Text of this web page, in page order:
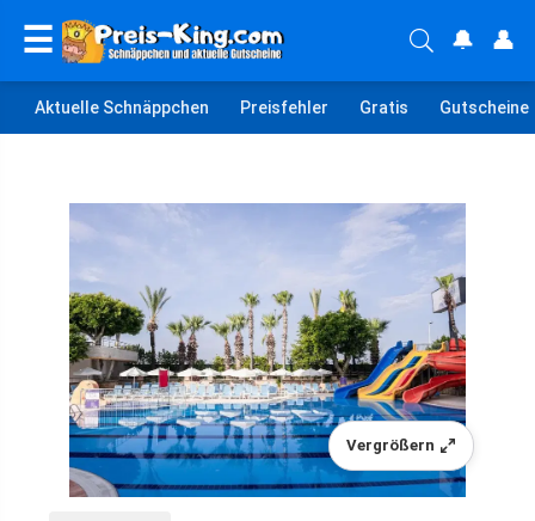
☰ 🔔 👤
Aktuelle Schnäppchen Preisfehler Gratis Gutscheine
Vergrößern